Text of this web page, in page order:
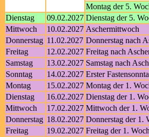
Montag der 5.
Dienstag
09.02.2027 Dienstag der 5.
Mittwoch
10.02.2027 Aschermittwoch
Donnerstag 11.02.2027 Donnerstag nach
Freitag
12.02.2027 Freitag nach
Samstag
13.02.2027 Samstag nach
Sonntag
14.02.2027 Erster
Montag
15.02.2027 Montag der 1.
Dienstag
16.02.2027 Dienstag der 1.
Mittwoch
17.02.2027 Mittwoch der 1.
Donnerstag 18.02.2027 Donnerstag der 1.
Freitag
19.02.2027 Freitag der 1.